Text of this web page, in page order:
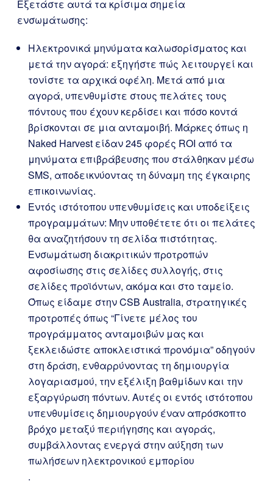
Εξετάστε αυτά τα κρίσιμα σημεία
ενσωμάτωσης:
Ηλεκτρονικά μηνύματα καλωσορίσματος και
μετά την αγορά: εξηγήστε πώς λειτουργεί και
τονίστε τα αρχικά οφέλη. Μετά από μια
αγορά, υπενθυμίστε στους πελάτες τους
πόντους που έχουν κερδίσει και πόσο κοντά
βρίσκονται σε μια ανταμοιβή. Μάρκες όπως η
Naked Harvest είδαν 245 φορές ROI από τα
μηνύματα επιβράβευσης που στάλθηκαν μέσω
SMS, αποδεικνύοντας τη δύναμη της έγκαιρης
επικοινωνίας.
Εντός ιστότοπου υπενθυμίσεις και υποδείξεις
προγραμμάτων: Μην υποθέτετε ότι οι πελάτες
θα αναζητήσουν τη σελίδα πιστότητας.
Ενσωμάτωση διακριτικών προτροπών
αφοσίωσης στις σελίδες συλλογής, στις
σελίδες προϊόντων, ακόμα και στο ταμείο.
Όπως είδαμε στην CSB Australia, στρατηγικές
προτροπές όπως “Γίνετε μέλος του
προγράμματος ανταμοιβών μας και
ξεκλειδώστε αποκλειστικά προνόμια” οδηγούν
στη δράση, ενθαρρύνοντας τη δημιουργία
λογαριασμού, την εξέλιξη βαθμίδων και την
εξαργύρωση πόντων. Αυτές οι εντός ιστότοπου
υπενθυμίσεις δημιουργούν έναν απρόσκοπτο
βρόχο μεταξύ περιήγησης και αγοράς,
συμβάλλοντας ενεργά στην αύξηση των
πωλήσεων ηλεκτρονικού εμπορίου
.